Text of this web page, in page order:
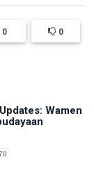
0 0
Wamen